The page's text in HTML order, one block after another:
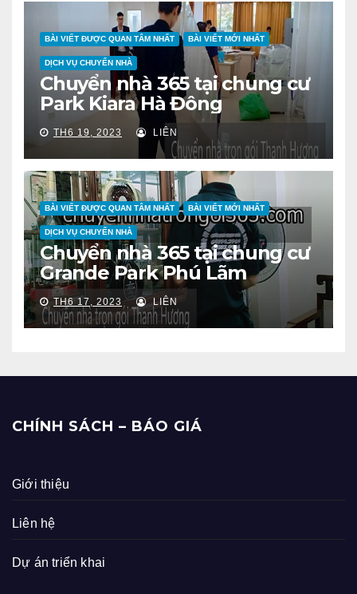
BÀI VIẾT ĐƯỢC QUAN TÂM NHẤT BÀI VIẾT MỚI NHẤT
DỊCH VỤ CHUYỂN NHÀ
Chuyển nhà 365 tại chung cư
Park Kiara Hà Đông
TH6 19, 2023 LIÊN
BÀI VIẾT ĐƯỢC QUAN TÂM NHẤT BÀI VIẾT MỚI NHẤT
DỊCH VỤ CHUYỂN NHÀ
Chuyển nhà 365 tại chung cư
Grande Park Phú Lãm
TH6 17, 2023 LIÊN
CHÍNH SÁCH – BÁO GIÁ
Giới thiệu
Liên hệ
Dự án triển khai